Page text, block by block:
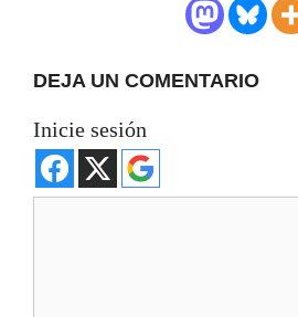
DEJA UN COMENTARIO
Inicie sesión